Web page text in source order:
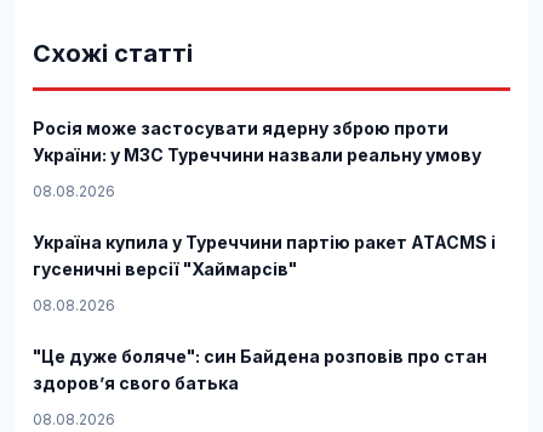
Схожі статті
Росія може застосувати ядерну зброю проти
України: у МЗС Туреччини назвали реальну умову
08.08.2026
Україна купила у Туреччини партію ракет ATACMS і
гусеничні версії "Хаймарсів"
08.08.2026
"Це дуже боляче": син Байдена розповів про стан
здоров’я свого батька
08.08.2026